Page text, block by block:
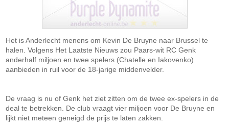
Het is Anderlecht menens om Kevin De Bruyne naar Brussel te
halen. Volgens Het Laatste Nieuws zou Paars-wit RC Genk
anderhalf miljoen en twee spelers (Chatelle en Iakovenko)
aanbieden in ruil voor de 18-jarige middenvelder.
De vraag is nu of Genk het ziet zitten om de twee ex-spelers in de
deal te betrekken. De club vraagt vier miljoen voor De Bruyne en
lijkt niet meteen geneigd de prijs te laten zakken.